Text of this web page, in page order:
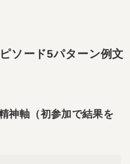
ソード5パターン例文
神軸（初参加で結果を